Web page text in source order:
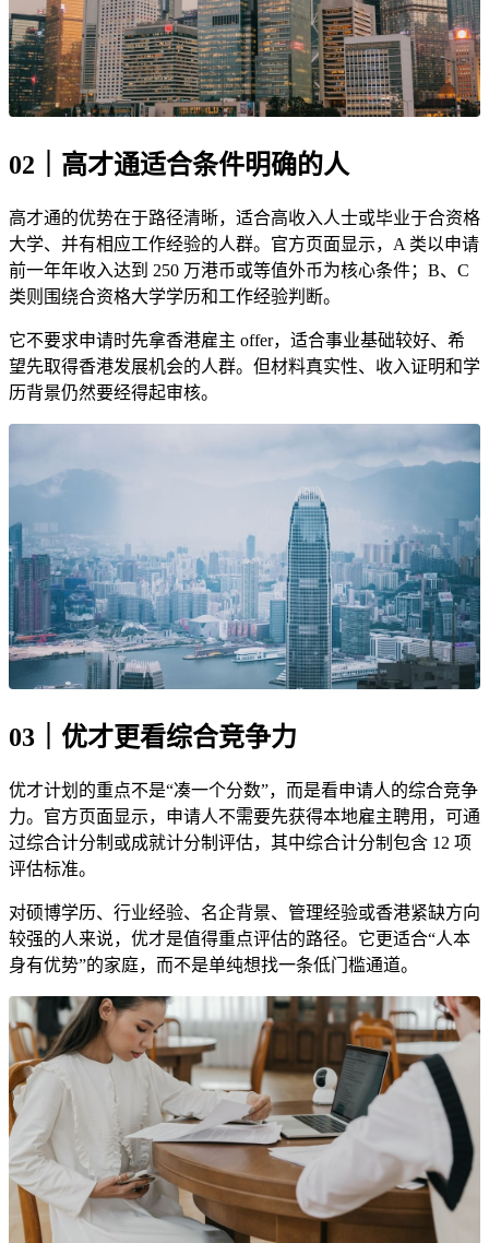
02｜高才通适合条件明确的人
高才通的优势在于路径清晰，适合高收入人士或毕业于合资格
大学、并有相应工作经验的人群。官方页面显示，A 类以申请
前一年年收入达到 250 万港币或等值外币为核心条件；B、C
类则围绕合资格大学学历和工作经验判断。
它不要求申请时先拿香港雇主 offer，适合事业基础较好、希
望先取得香港发展机会的人群。但材料真实性、收入证明和学
历背景仍然要经得起审核。
03｜优才更看综合竞争力
优才计划的重点不是“凑一个分数”，而是看申请人的综合竞争
力。官方页面显示，申请人不需要先获得本地雇主聘用，可通
过综合计分制或成就计分制评估，其中综合计分制包含 12 项
评估标准。
对硕博学历、行业经验、名企背景、管理经验或香港紧缺方向
较强的人来说，优才是值得重点评估的路径。它更适合“人本
身有优势”的家庭，而不是单纯想找一条低门槛通道。